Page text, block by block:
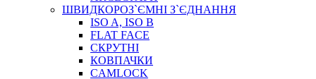
ДОМКРАТИ
НАБОРИ ЗАПОБІЖНИКІВ, КЛЕМ, АКСЕСУАРІВ
НАСОСИ, КОМПРЕСОРИ, МАНОМЕТРИ
ПАСТА, АНТИСЕПТИК
ІНСТРУМЕНТ
ШВИДКОРОЗ`ЄМНІ З`ЄДНАННЯ
ISO A, ISO B
FLAT FACE
СКРУТНІ
КОВПАЧКИ
CAMLOCK